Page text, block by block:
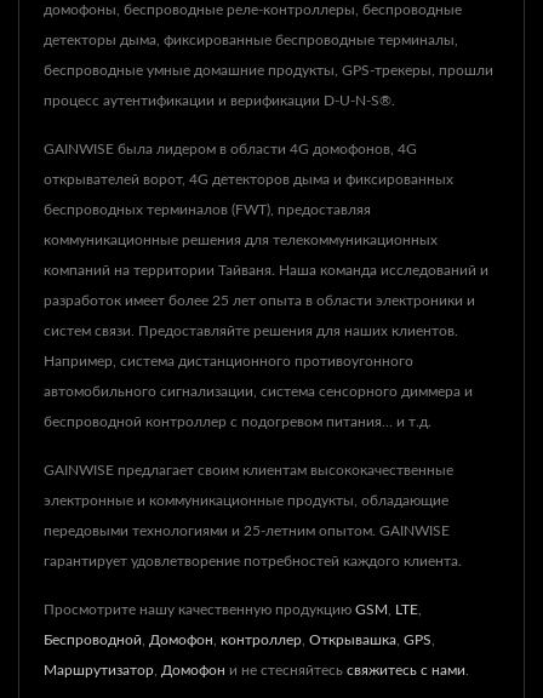
домофоны, беспроводные реле-контроллеры, беспроводные
детекторы дыма, фиксированные беспроводные терминалы,
беспроводные умные домашние продукты, GPS-трекеры, прошли
процесс аутентификации и верификации D-U-N-S®.
GAINWISE была лидером в области 4G домофонов, 4G
открывателей ворот, 4G детекторов дыма и фиксированных
беспроводных терминалов (FWT), предоставляя
коммуникационные решения для телекоммуникационных
компаний на территории Тайваня. Наша команда исследований и
разработок имеет более 25 лет опыта в области электроники и
систем связи. Предоставляйте решения для наших клиентов.
Например, система дистанционного противоугонного
автомобильного сигнализации, система сенсорного диммера и
беспроводной контроллер с подогревом питания... и т.д.
GAINWISE предлагает своим клиентам высококачественные
электронные и коммуникационные продукты, обладающие
передовыми технологиями и 25-летним опытом. GAINWISE
гарантирует удовлетворение потребностей каждого клиента.
Просмотрите нашу качественную продукцию GSM LTE
Беспроводной Домофон контроллер Открывашка GPS
Маршрутизатор Домофон и не стесняйтесь свяжитесь с нами